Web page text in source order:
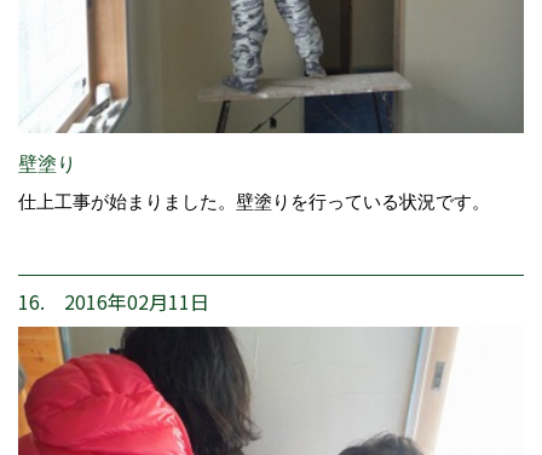
壁塗り
仕上工事が始まりました。壁塗りを行っている状況です。
16. 2016年02月11日